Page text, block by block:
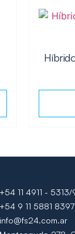
+54 11 4911 -
+54 9 11 5881 8397
info@fs24.com.ar